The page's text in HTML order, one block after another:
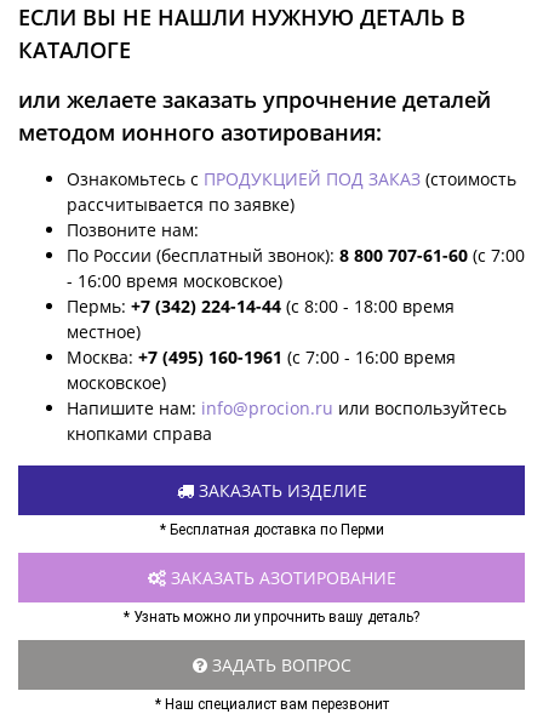
ЕСЛИ ВЫ НЕ НАШЛИ НУЖНУЮ ДЕТАЛЬ В
КАТАЛОГЕ
или желаете заказать упрочнение деталей
методом ионного азотирования:
Ознакомьтесь с ПРОДУКЦИЕЙ ПОД ЗАКАЗ (стоимость
рассчитывается по заявке)
Позвоните нам:
По России (бесплатный звонок): 8 800 707-61-60 (с 7:00
- 16:00 время московское)
Пермь: +7 (342) 224-14-44 (с 8:00 - 18:00 время
местное)
Москва: +7 (495) 160-1961 (с 7:00 - 16:00 время
московское)
Напишите нам: info@procion.ru или воспользуйтесь
кнопками справа
ЗАКАЗАТЬ ИЗДЕЛИЕ
* Бесплатная доставка по Перми
ЗАКАЗАТЬ АЗОТИРОВАНИЕ
* Узнать можно ли упрочнить вашу деталь?
ЗАДАТЬ ВОПРОС
* Наш специалист вам перезвонит